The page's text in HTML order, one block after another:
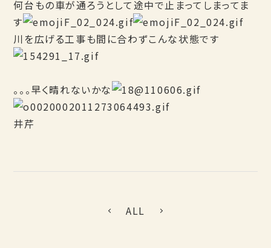
何台もの車が通ろうとして途中で止まってしまってま
す
川を広げる工事も間に合わずこんな状態です
。。。早く晴れないかな
井芹
ALL